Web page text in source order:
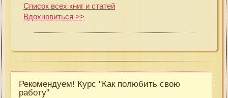
Список всех книг и статей
Вдохновиться >>
Рекомендуем! Курс "Как полюбить свою
работу"